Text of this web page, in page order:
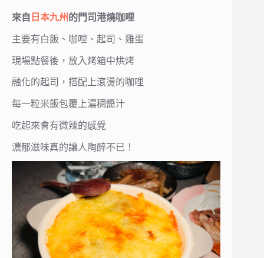
來自 日本九州 的門司港燒咖哩
主要有白飯、咖哩、起司、雞蛋
現場點餐後，放入烤箱中烘烤
融化的起司，搭配上滾燙的咖哩
每一粒米飯包覆上濃稠醬汁
吃起來會有微辣的感覺
濃郁滋味真的讓人陶醉不已！